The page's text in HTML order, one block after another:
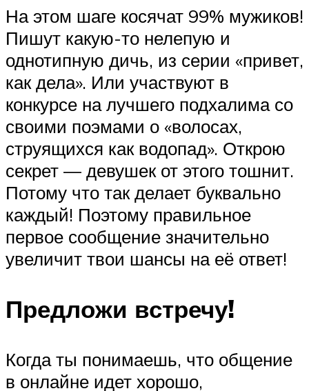
На этом шаге косячат 99% мужиков!
Пишут какую-то нелепую и
однотипную дичь, из серии «привет,
как дела». Или участвуют в
конкурсе на лучшего подхалима со
своими поэмами о «волосах,
струящихся как водопад». Открою
секрет — девушек от этого тошнит.
Потому что так делает буквально
каждый! Поэтому правильное
первое сообщение значительно
увеличит твои шансы на её ответ!
Предложи встречу!
Когда ты понимаешь, что общение
в онлайне идет хорошо,